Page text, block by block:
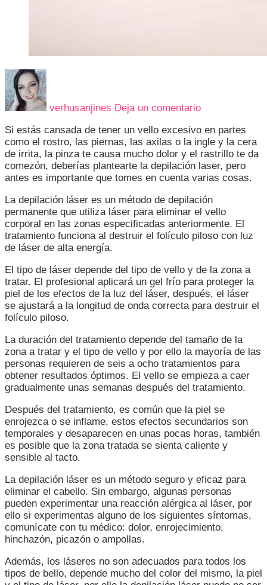
verhusanjines Deja un comentarioDEBES
SOBRE
LA
DEPILACION
LASER
Si estás cansada de tener un vello excesivo en partes
como el rostro, las piernas, las axilas o la ingle y la cera
de irrita, la pinza te causa mucho dolor y el rastrillo te da
comezón, deberías plantearte la depilación laser, pero
antes es importante que tomes en cuenta varias cosas.
La depilación láser es un método de depilación
permanente que utiliza láser para eliminar el vello
corporal en las zonas especificadas anteriormente. El
tratamiento funciona al destruir el folículo piloso con luz
de láser de alta energía.
El tipo de láser depende del tipo de vello y de la zona a
tratar. El profesional aplicará un gel frío para proteger la
piel de los efectos de la luz del láser, después, el láser
se ajustará a la longitud de onda correcta para destruir el
folículo piloso.
La duración del tratamiento depende del tamaño de la
zona a tratar y el tipo de vello y por ello la mayoría de las
personas requieren de seis a ocho tratamientos para
obtener resultados óptimos. El vello se empieza a caer
gradualmente unas semanas después del tratamiento.
Después del tratamiento, es común que la piel se
enrojezca o se inflame, estos efectos secundarios son
temporales y desaparecen en unas pocas horas, también
es posible que la zona tratada se sienta caliente y
sensible al tacto.
La depilación láser es un método seguro y eficaz para
eliminar el cabello. Sin embargo, algunas personas
pueden experimentar una reacción alérgica al láser, por
ello si experimentas alguno de los siguientes síntomas,
comunícate con tu médico: dolor, enrojecimiento,
hinchazón, picazón o ampollas.
Además, los láseres no son adecuados para todos los
tipos de bello, depende mucho del color del mismo, la piel